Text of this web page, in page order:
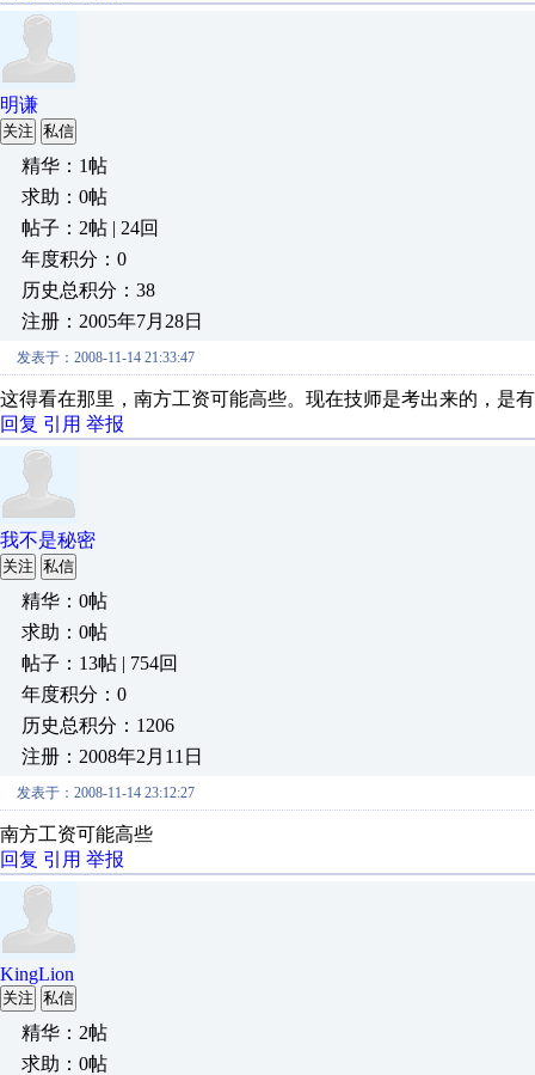
明谦
关注 私信
精华：1帖
求助：0帖
帖子：2帖 | 24回
年度积分：0
历史总积分：38
注册：2005年7月28日
发表于：2008-11-14 21:33:47
这得看在那里，南方工资可能高些。现在技师是考出来的，是
回复 引用 举报
我不是秘密
关注 私信
精华：0帖
求助：0帖
帖子：13帖 | 754回
年度积分：0
历史总积分：1206
注册：2008年2月11日
发表于：2008-11-14 23:12:27
南方工资可能高些
回复 引用 举报
KingLion
关注 私信
精华：2帖
求助：0帖